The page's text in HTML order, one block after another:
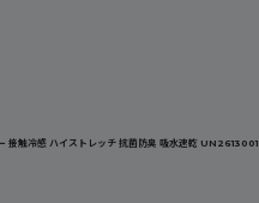
接触冷感 ハイストレッチ 抗菌防臭 吸水速乾 UN2613001